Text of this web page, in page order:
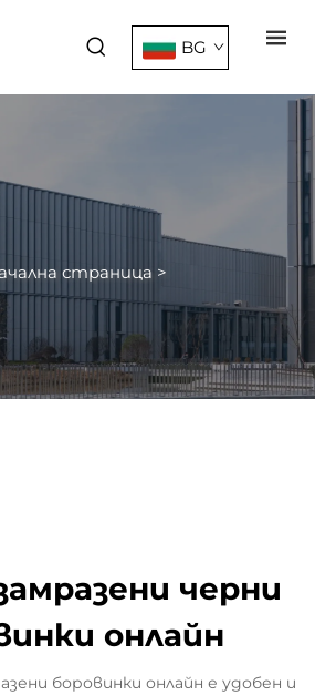
BG
страница >
черни
онлайн
боровинки онлайн е удобен и